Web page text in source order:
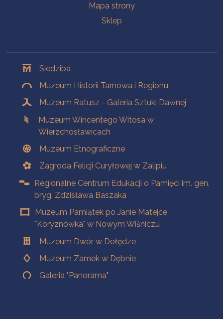
Mapa strony
Sklep
Siedziba
Muzeum Historii Tarnowa i Regionu
Muzeum Ratusz - Galeria Sztuki Dawnej
Muzeum Wincentego Witosa w
Wierzchosławicach
Muzeum Etnograficzne
Zagroda Felicji Curyłowej w Zalipiu
Regionalne Centrum Edukacji o Pamięci im. gen.
bryg. Zdzisława Baszaka
Muzeum Pamiątek po Janie Matejce
"Koryznówka" w Nowym Wiśniczu
Muzeum Dwór w Dołędze
Muzeum Zamek w Dębnie
Galeria "Panorama"